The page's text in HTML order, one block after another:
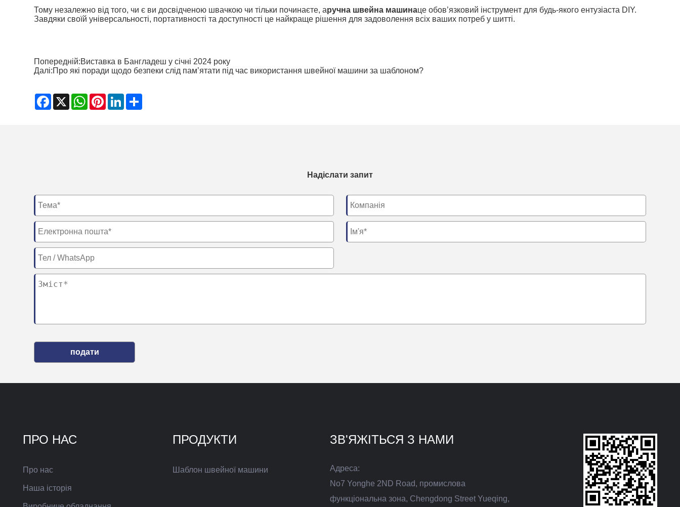
Тому незалежно від того, чи є ви досвідченою швачкою чи тільки починаєте, aручна швейна машинаце обов’язковий інструмент для будь-якого ентузіаста DIY.
Завдяки своїй універсальності, портативності та доступності це найкраще рішення для задоволення всіх ваших потреб у шитті.
Попередній:Виставка в Бангладеш у січні 2024 року
Далі:Про які поради щодо безпеки слід пам’ятати під час використання швейної машини за шаблоном?
Facebook
X WhatsApp
PinterestLinkedIn
Надіслати запит
подати
ПРО НАС
Про нас
Наша історія
ПРОДУКТИ
Шаблон швейної машини
ЗВ'ЯЖІТЬСЯ З НАМИ
Адреса:
No7 Yonghe 2ND Road, промислова
функціональна зона, Chengdong Street Yueqing,